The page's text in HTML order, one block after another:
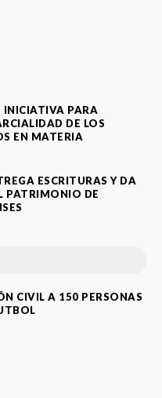
PARA
DE LOS
EN MATERIA
ESCRITURAS Y DA
PATRIMONIO DE
CIVIL A 150 PERSONAS